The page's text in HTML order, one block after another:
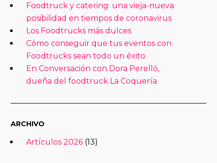
Foodtruck y catering: una vieja-nueva
posibilidad en tiempos de coronavirus
Los Foodtrucks más dulces
Cómo conseguir que tus eventos con
Foodtrucks sean todo un éxito.
En Conversación con Dora Perelló,
dueña del foodtruck La Coquería
ARCHIVO
Artículos 2026 (13)